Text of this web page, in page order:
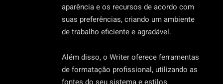
aparência e os recursos de acordo com
suas preferências, criando um ambiente
de trabalho eficiente e agradável.
Além disso, o Writer oferece ferramentas
de formatação profissional, utilizando as